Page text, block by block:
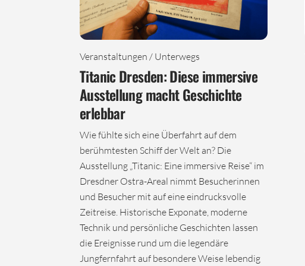
Veranstaltungen / Unterwegs
Titanic Dresden: Diese immersive
Ausstellung macht Geschichte
erlebbar
Wie fühlte sich eine Überfahrt auf dem
berühmtesten Schiff der Welt an? Die
Ausstellung „Titanic: Eine immersive Reise“ im
Dresdner Ostra-Areal nimmt Besucherinnen
und Besucher mit auf eine eindrucksvolle
Zeitreise. Historische Exponate, moderne
Technik und persönliche Geschichten lassen
die Ereignisse rund um die legendäre
Jungfernfahrt auf besondere Weise lebendig